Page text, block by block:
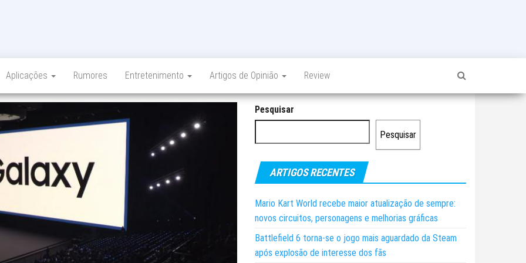
Aplicações Rumores Entretenimento Artigos de Opinião Review
Pesquisar
Pesquisar
ARTIGOS RECENTES
Mario Kart World recebe maior atualização de sempre:
novos circuitos, personagens e melhorias gráficas
Battlefield 6 torna-se o jogo mais aguardado da Steam
após explosão de interesse dos fãs